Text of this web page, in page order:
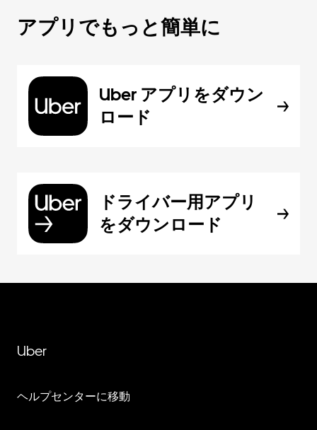
アプリでもっと簡単に
Uber アプリをダウン
ロード
ドライバー用アプリ
をダウンロード
Uber
ヘルプセンターに移動